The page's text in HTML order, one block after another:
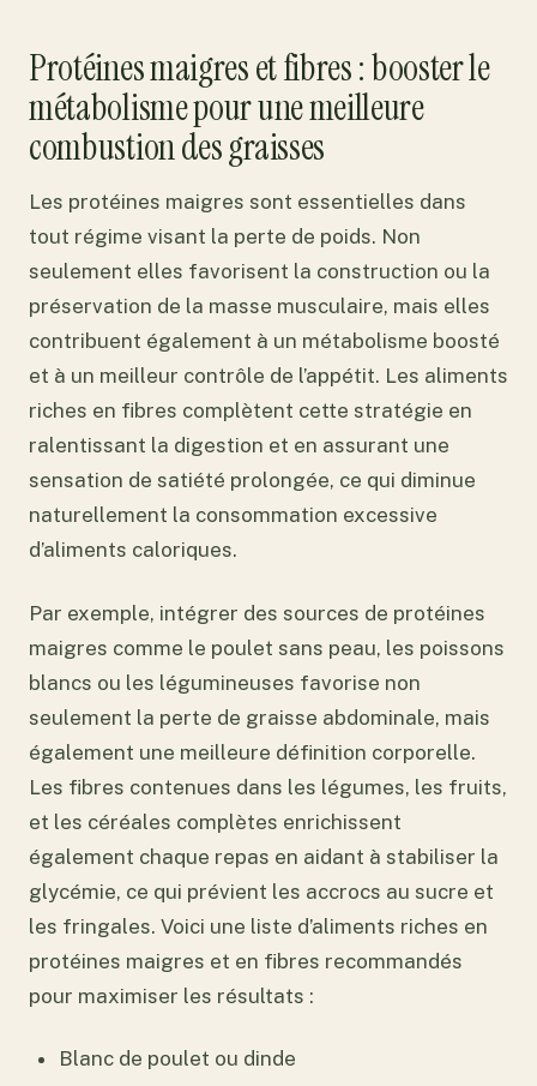
Protéines maigres et fibres : booster le
métabolisme pour une meilleure
combustion des graisses
Les protéines maigres sont essentielles dans
tout régime visant la perte de poids. Non
seulement elles favorisent la construction ou la
préservation de la masse musculaire, mais elles
contribuent également à un métabolisme boosté
et à un meilleur contrôle de l’appétit. Les aliments
riches en fibres complètent cette stratégie en
ralentissant la digestion et en assurant une
sensation de satiété prolongée, ce qui diminue
naturellement la consommation excessive
d’aliments caloriques.
Par exemple, intégrer des sources de protéines
maigres comme le poulet sans peau, les poissons
blancs ou les légumineuses favorise non
seulement la perte de graisse abdominale, mais
également une meilleure définition corporelle.
Les fibres contenues dans les légumes, les fruits,
et les céréales complètes enrichissent
également chaque repas en aidant à stabiliser la
glycémie, ce qui prévient les accrocs au sucre et
les fringales. Voici une liste d’aliments riches en
protéines maigres et en fibres recommandés
pour maximiser les résultats :
Blanc de poulet ou dinde